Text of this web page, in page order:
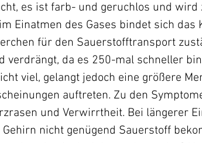
es ist farb- und geruchlos und
Einatmen des Gases bindet sich
für den Sauerstofftransport
verdrängt, da es 250-mal schneller
viel, gelangt jedoch eine größere
auftreten. Zu den
und Verwirrtheit. Bei längerer
Gehirn nicht genügend Sauerstoff